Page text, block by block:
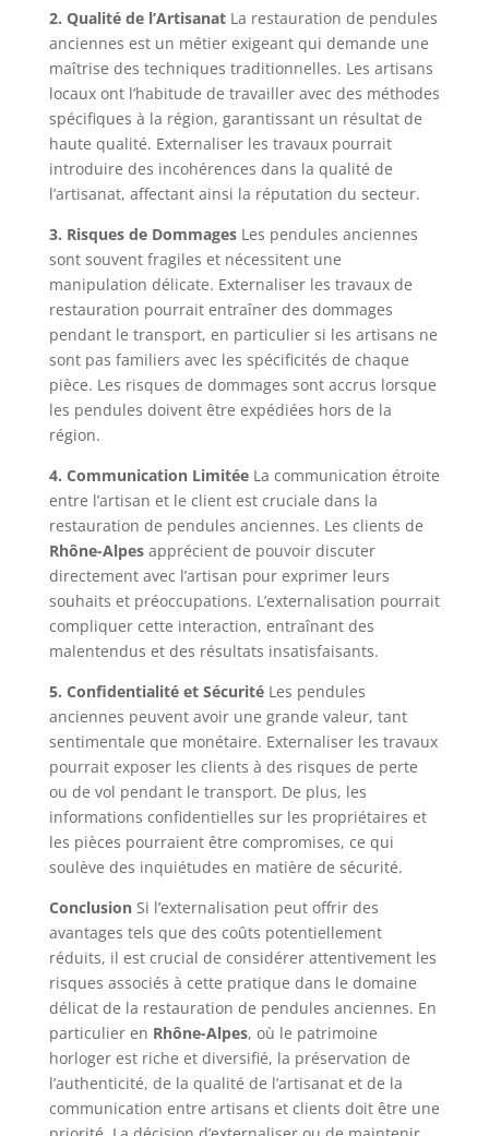
2. Qualité de l’ArtisanatLa restauration de pendules
anciennes est un métier exigeant qui demande une
maîtrise des techniques traditionnelles. Les artisans
locaux ont l’habitude de travailler avec des méthodes
spécifiques à la région, garantissant un résultat de
haute qualité. Externaliser les travaux pourrait
introduire des incohérences dans la qualité de
l’artisanat, affectant ainsi la réputation du secteur.
3. Risques de DommagesLes pendules anciennes
sont souvent fragiles et nécessitent une
manipulation délicate. Externaliser les travaux de
restauration pourrait entraîner des dommages
pendant le transport, en particulier si les artisans ne
sont pas familiers avec les spécificités de chaque
pièce. Les risques de dommages sont accrus lorsque
les pendules doivent être expédiées hors de la
région.
4. Communication LimitéeLa communication étroite
entre l’artisan et le client est cruciale dans la
restauration de pendules anciennes. Les clients de
Rhône-Alpesapprécient de pouvoir discuter
directement avec l’artisan pour exprimer leurs
souhaits et préoccupations. L’externalisation pourrait
compliquer cette interaction, entraînant des
malentendus et des résultats insatisfaisants.
5. Confidentialité et SécuritéLes pendules
anciennes peuvent avoir une grande valeur, tant
sentimentale que monétaire. Externaliser les travaux
pourrait exposer les clients à des risques de perte
ou de vol pendant le transport. De plus, les
informations confidentielles sur les propriétaires et
les pièces pourraient être compromises, ce qui
soulève des inquiétudes en matière de sécurité.
ConclusionSi l’externalisation peut offrir des
avantages tels que des coûts potentiellement
réduits, il est crucial de considérer attentivement les
risques associés à cette pratique dans le domaine
délicat de la restauration de pendules anciennes. En
particulier en Rhône-Alpes, où le patrimoine
horloger est riche et diversifié, la préservation de
l’authenticité, de la qualité de l’artisanat et de la
communication entre artisans et clients doit être une